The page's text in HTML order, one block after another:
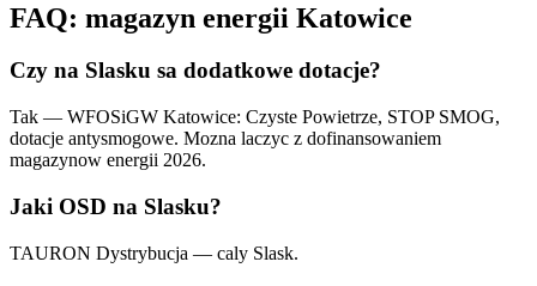
FAQ: magazyn energii Katowice
Czy na Slasku sa dodatkowe dotacje?
Tak — WFOSiGW Katowice: Czyste Powietrze, STOP SMOG,
dotacje antysmogowe. Mozna laczyc z dofinansowaniem
magazynow energii 2026.
Jaki OSD na Slasku?
TAURON Dystrybucja — caly Slask.